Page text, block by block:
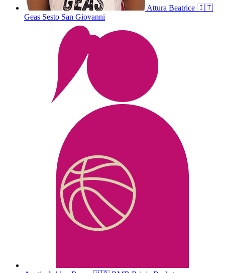
Attura Beatrice 🇮🇹
Geas Sesto San Giovanni